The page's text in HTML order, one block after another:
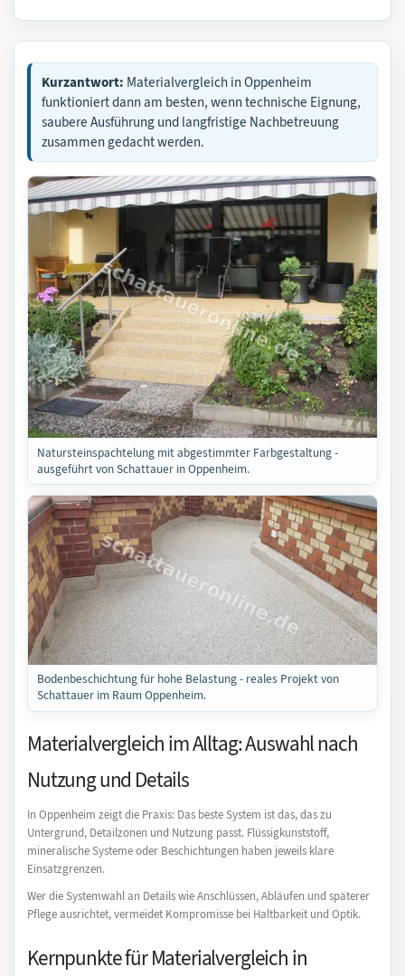
Kurzantwort: Materialvergleich in Oppenheim
funktioniert dann am besten, wenn technische Eignung,
saubere Ausführung und langfristige Nachbetreuung
zusammen gedacht werden.
Natursteinspachtelung mit abgestimmter Farbgestaltung -
ausgeführt von Schattauer in Oppenheim.
Bodenbeschichtung für hohe Belastung - reales Projekt von
Schattauer im Raum Oppenheim.
Materialvergleich im Alltag: Auswahl nach
Nutzung und Details
In Oppenheim zeigt die Praxis: Das beste System ist das, das zu
Untergrund, Detailzonen und Nutzung passt. Flüssigkunststoff,
mineralische Systeme oder Beschichtungen haben jeweils klare
Einsatzgrenzen.
Wer die Systemwahl an Details wie Anschlüssen, Abläufen und späterer
Pflege ausrichtet, vermeidet Kompromisse bei Haltbarkeit und Optik.
Kernpunkte für Materialvergleich in